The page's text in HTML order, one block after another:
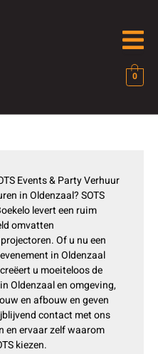
0
Events & Party Verhuur
in Oldenzaal? SOTS
levert een ruim
omvatten
Of u nu een
in Oldenzaal
u moeiteloos de
Oldenzaal en omgeving,
en afbouw en geven
contact met ons
en ervaar zelf waarom
kiezen.